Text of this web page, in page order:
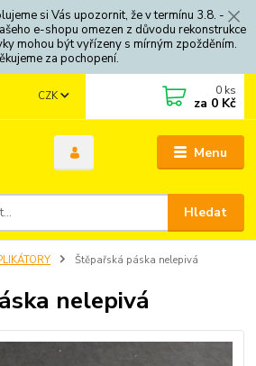
si Vás upozornit, že v termínu 3.8. -
e-shopu omezen z důvodu rekonstrukce
mohou být vyřízeny s mírným zpožděním.
za pochopení.
Menu
CZK
Hledat
0 ks
za 0 Kč
Štěpařská páska nelepivá
nelepivá